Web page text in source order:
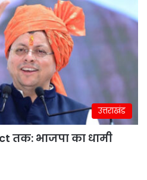
उत्तराखंड
तक: भाजपा का धामी